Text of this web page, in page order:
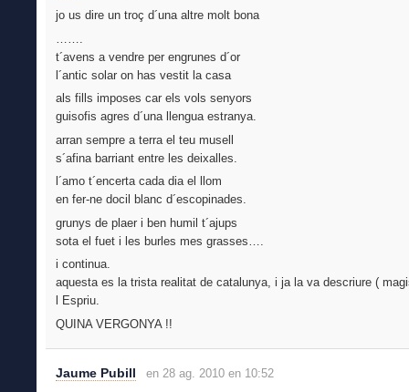
jo us dire un troç d´una altre molt bona
t´avens a vendre per engrunes d´or
l´antic solar on has vestit la casa
als fills imposes car els vols senyors
guisofis agres d´una llengua estranya.
arran sempre a terra el teu musell
s´afina barriant entre les deixalles.
l´amo t´encerta cada dia el llom
en fer-ne docil blanc d´escopinades.
grunys de plaer i ben humil t´ajups
sota el fuet i les burles mes grasses….
i continua.
aquesta es la trista realitat de catalunya, i ja la va descriure (
l Espriu.
QUINA VERGONYA !!
Jaume Pubill
en 28 ag. 2010 en 10:52